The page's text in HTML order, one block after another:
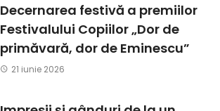
Decernarea festivă a premiilor
Festivalului Copiilor „Dor de
primăvară, dor de Eminescu”
21 iunie 2026